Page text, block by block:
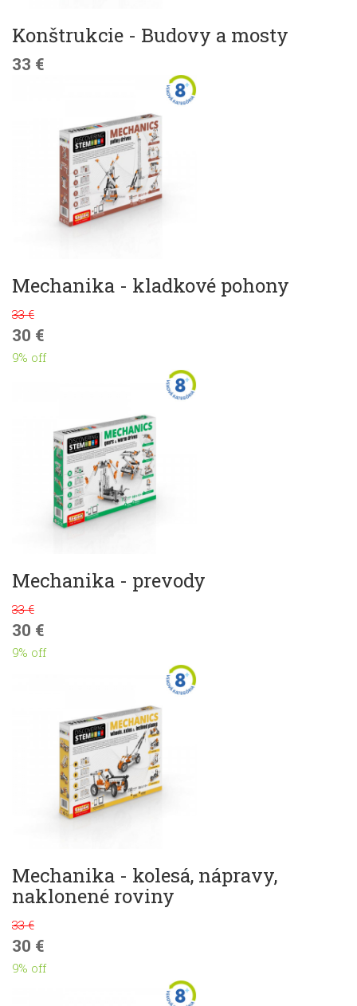
Konštrukcie - Budovy a mosty
33 €
Mechanika - kladkové pohony
33 €
30 €
9% off
Mechanika - prevody
33 €
30 €
9% off
Mechanika - kolesá, nápravy,
naklonené roviny
33 €
30 €
9% off